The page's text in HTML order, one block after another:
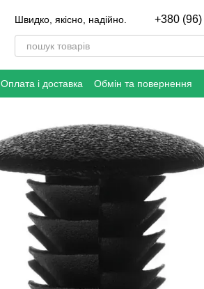
Швидко, якісно, надійно.
+380
Оплата і доставка Обмін та повернення